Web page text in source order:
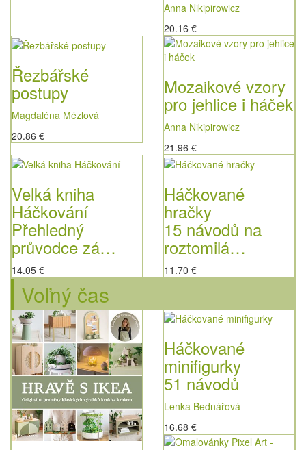
Anna Nikipirowicz
20.16 €
Řezbářské
postupy
Magdaléna Mézlová
20.86 €
Mozaikové vzory
pro jehlice i háček
Anna Nikipirowicz
21.96 €
Velká kniha
Háčkování
Přehledný
průvodce zá…
14.05 €
Háčkované
hračky
15 návodů na
roztomilá…
11.70 €
Voľný čas
Háčkované
minifigurky
51 návodů
Lenka Bednářová
16.68 €